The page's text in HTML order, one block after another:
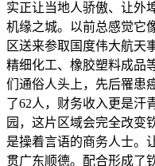
实正让当地人骄傲、让外
机缘之城。以前总感觉它
区送来参取国度伟大航天
精细化工、橡胶塑料成品
们通俗人头上，先后罹患
了62人，财务收入更是汗
园，这片区域会完全改变
是操着言语的商务人士。
贯广东顺德。配合形成了